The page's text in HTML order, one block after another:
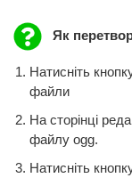
Як
Натисніть
файли
На сторінці
файлу ogg.
Натисніть